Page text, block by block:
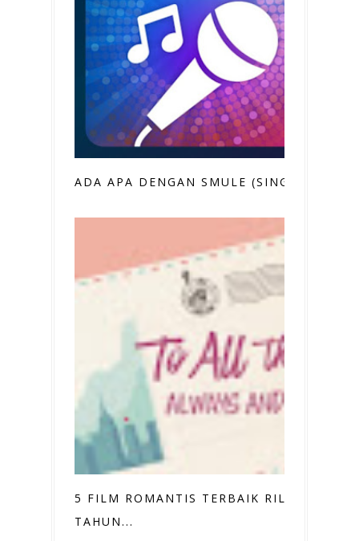
ADA APA DENGAN SMULE (SING!)
5 FILM ROMANTIS TERBAIK RILIS
TAHUN...